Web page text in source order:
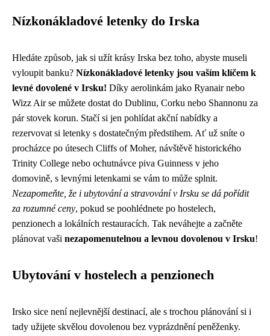
Nízkonákladové letenky do Irska
Hledáte způsob, jak si užít krásy Irska bez toho, abyste museli
vyloupit banku? Nízkonákladové letenky jsou vaším klíčem k
levné dovolené v Irsku! Díky aerolinkám jako Ryanair nebo
Wizz Air se můžete dostat do Dublinu, Corku nebo Shannonu za
pár stovek korun. Stačí si jen pohlídat akční nabídky a
rezervovat si letenky s dostatečným předstihem. Ať už sníte o
procházce po útesech Cliffs of Moher, návštěvě historického
Trinity College nebo ochutnávce piva Guinness v jeho
domovině, s levnými letenkami se vám to může splnit.
Nezapomeňte, že i ubytování a stravování v Irsku se dá pořídit
za rozumné ceny, pokud se poohlédnete po hostelech,
penzionech a lokálních restauracích. Tak neváhejte a začněte
plánovat vaši nezapomenutelnou a levnou dovolenou v Irsku!
Ubytování v hostelech a penzionech
Irsko sice není nejlevnější destinací, ale s trochou plánování si i
tady užijete skvělou dovolenou bez vyprázdnění peněženky.